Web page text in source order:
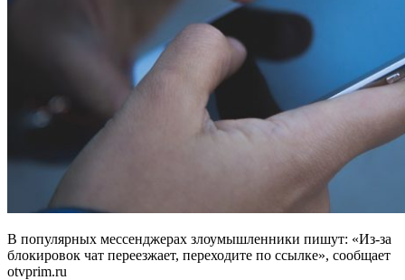
В популярных мессенджерах злоумышленники пишут: «Из-за
блокировок чат переезжает, переходите по ссылке», сообщает
otvprim.ru